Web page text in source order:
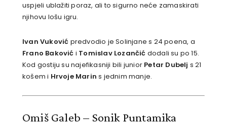
uspjeli ublažiti poraz, ali to sigurno neće zamaskirati
njihovu lošu igru.
Ivan Vuković predvodio je Solinjane s 24 poena, a
Frano Baković i Tomislav Lozančić dodali su po 15.
Kod gostiju su najefikasniji bili junior Petar Dubelj s 21
košem i Hrvoje Marin s jednim manje.
Omiš Galeb – Sonik Puntamika